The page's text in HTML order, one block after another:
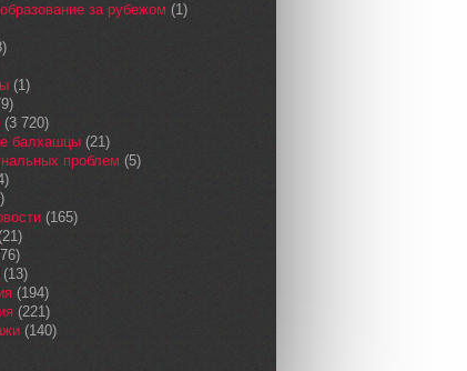
за рубежом (1)
(1)
(3 720)
балхашцы (21)
проблем (5)
(165)
(13)
(194)
(221)
(140)